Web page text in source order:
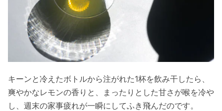
キーンと冷えたボトルから注がれた1杯を飲み干したら、
爽やかなレモンの香りと、まったりとした甘さが喉を冷や
し、週末の家事疲れが一瞬にしてふき飛んだのです。